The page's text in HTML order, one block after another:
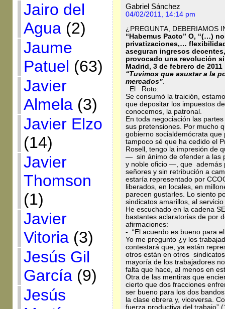
Jairo del
Agua(2)
Jaume
Patuel (63)
Javier
Almela(3)
Javier Elzo
(14)
Javier
Thomson
(1)
Javier
Vitoria(3)
Jesús Gil
García(9)
Jesús
Gabriel Sánchez
04/02/2011, 14:14 pm
¿PREGUNTA, DEBERIAMOS
“Habemus Pacto” O, “(…)
privatizaciones,…
aseguran ingresos
provocado una revolución
Madrid, 3 de febrero de 2011
“Tuvimos que asustar a la
mercados”.
El Roto:
Se consumó la traición,
que depositar los impuestos
conocemos, la patronal.
En toda negociación las
sus pretensiones. Por mucho
gobierno socialdemócrata
tampoco sé que ha cedido el
Rosell, tengo la impresión de
— sin ánimo de ofender a las
y noble oficio —, que además
señores y sin retribución a
estaría representado por
liberados, en locales, en
parecen gustarles. Lo siento
sindicatos amarillos, al
He escuchado en la cadena
bastantes aclaratorias de por
afirmaciones:
-. “El acuerdo es bueno para
Yo me pregunto ¿y los
contestará que, ya están
otros están en otros
mayoría de los trabajadores
falta que hace, al menos en
Otra de las mentiras que
cierto que dos fracciones
ser bueno para los dos
la clase obrera y, viceversa.
fuerza productiva del trabajo”